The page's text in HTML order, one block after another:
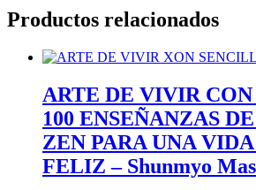
CONFIA
CREAR
PROPOSITO
Productos relacionados
ARTE DE VIVIR
100 ENSEÑANZAS
ZEN PARA UNA
FELIZ – Shunmyo